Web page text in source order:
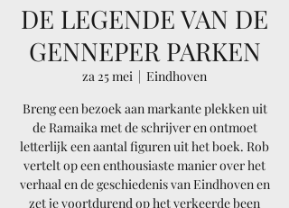
DE LEGENDE VAN DE
GENNEPER PARKEN
za 25 mei
  |
Eindhoven
Breng een bezoek aan markante plekken uit
de Ramaika met de schrijver en ontmoet
letterlijk een aantal figuren uit het boek. Rob
vertelt op een enthousiaste manier over het
verhaal en de geschiedenis van Eindhoven en
zet je voortdurend op het verkeerde been